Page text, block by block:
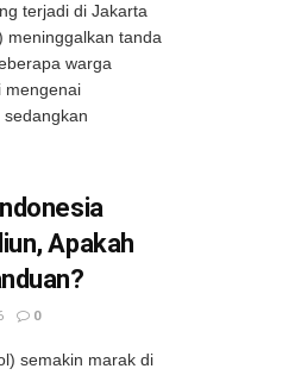
terjadi di Jakarta
meninggalkan tanda
warga
mengenai
Apakah
0
semakin marak di